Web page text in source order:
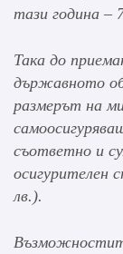
тази година –
Така до
държавното
размерът на
съответно и
лв.).